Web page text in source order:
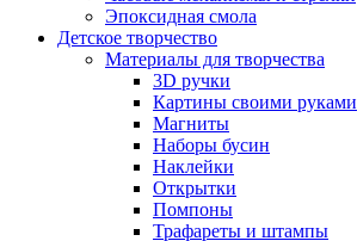
Эпоксидная смола
Детское творчество
Материалы для творчества
3D ручки
Картины своими руками
Магниты
Наборы бусин
Наклейки
Открытки
Помпоны
Трафареты и штампы